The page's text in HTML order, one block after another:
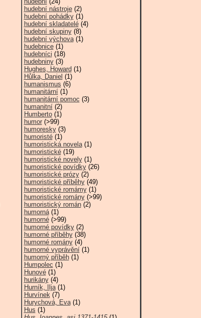
hudební nástroje(2)
hudební pohádky(1)
hudební skladatelé(4)
hudební skupiny(8)
hudební výchova(1)
hudebnice(1)
hudebníci (18)
hudebniny(3)
Hughes, Howard (1)
Hůlka, Daniel (1)
humanismus (6)
humanitární(1)
humanitární pomoc (3)
humanitní(2)
Humberto(1)
humor(>99)
humoresky(3)
humoristé(1)
humoristická novela(1)
humoristické(19)
humoristické novely(1)
humoristické povídky(26)
humoristické prózy(2)
humoristické příběhy(49)
humoristické romámy(1)
humoristické romány(>99)
humoristický román(2)
humorná(1)
humorné(>99)
humorné povídky(2)
humorné příběhy(38)
humorné romány(4)
humorné vyprávění(1)
humorný příběh(1)
Humpolec (1)
Hunové(1)
hurikány(4)
Hurník, Ilja(1)
Hurvínek(7)
Hurychová, Eva(1)
Hus (1)